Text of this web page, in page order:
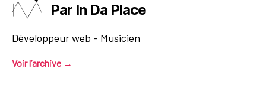
Par In Da Place
Développeur web - Musicien
Voir l’archive →